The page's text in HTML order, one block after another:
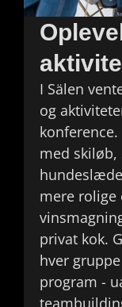
I Sälen
og
med
mere rolige
privat kok.
hver
program -